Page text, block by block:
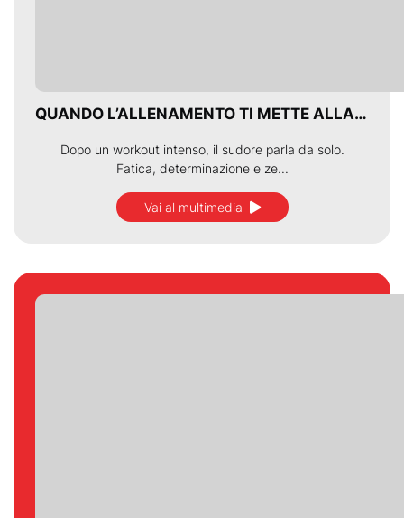
QUANDO L’ALLENAMENTO TI METTE ALLA PROVA.
Dopo un workout intenso, il sudore parla da solo.
Fatica, determinazione e ze...
Vai al multimedia